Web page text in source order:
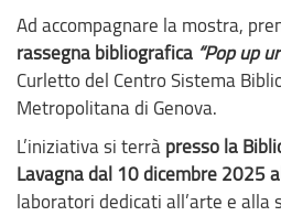
Ad accompagnare la mostra,
rassegna bibliografica “Pop up
Curletto del Centro Sistema
Metropolitana di Genova.
L’iniziativa si terrà presso la
Lavagna dal 10 dicembre 2025
laboratori dedicati all’arte e alla